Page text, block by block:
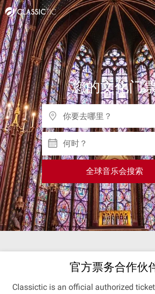
您的文化门
何时？
全球音乐会搜索
官方票务合作伙
Classictic is an official authorized